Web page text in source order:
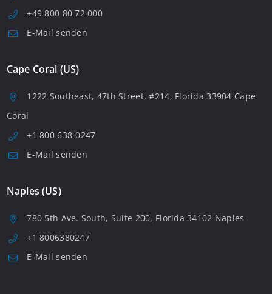
+49 800 80 72 000
E-Mail senden
Cape Coral (US)
1222 Southeast, 47th Street, #214, Florida 33904 Cape
Coral
+1 800 638-0247
E-Mail senden
Naples (US)
780 5th Ave. South, Suite 200, Florida 34102 Naples
+1 8006380247
E-Mail senden